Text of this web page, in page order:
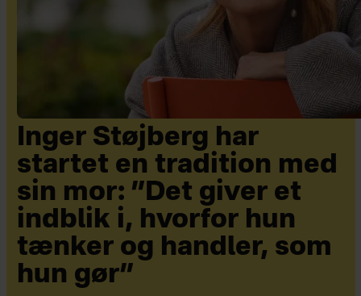
Inger Støjberg har
startet en tradition med
sin mor: ”Det giver et
indblik i, hvorfor hun
tænker og handler, som
hun gør”